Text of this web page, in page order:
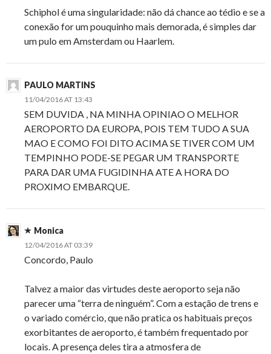
Schiphol é uma singularidade: não dá chance ao tédio e se a
conexão for um pouquinho mais demorada, é simples dar
um pulo em Amsterdam ou Haarlem.
PAULO MARTINS
11/04/2016 AT 13:43
SEM DUVIDA , NA MINHA OPINIAO O MELHOR
AEROPORTO DA EUROPA, POIS TEM TUDO A SUA
MAO E COMO FOI DITO ACIMA SE TIVER COM UM
TEMPINHO PODE-SE PEGAR UM TRANSPORTE
PARA DAR UMA FUGIDINHA ATE A HORA DO
PROXIMO EMBARQUE.
Monica
12/04/2016 AT 03:39
Concordo, Paulo
Talvez a maior das virtudes deste aeroporto seja não
parecer uma “terra de ninguém”. Com a estação de trens e
o variado comércio, que não pratica os habituais preços
exorbitantes de aeroporto, é também frequentado por
locais. A presença deles tira a atmosfera de